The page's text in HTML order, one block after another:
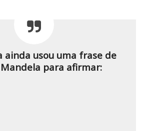
ainda usou uma frase de
para afirmar: